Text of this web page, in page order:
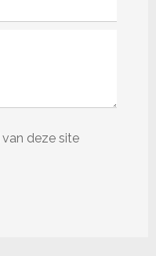
van deze site